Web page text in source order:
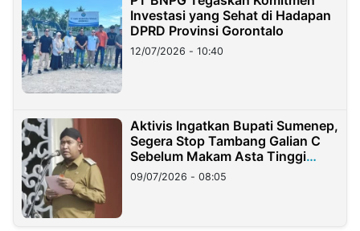
Investasi yang Sehat di Hadapan
DPRD Provinsi Gorontalo
12/07/2026 - 10:40
Aktivis Ingatkan Bupati Sumenep,
Segera Stop Tambang Galian C
Sebelum Makam Asta Tinggi
Longsor
09/07/2026 - 08:05